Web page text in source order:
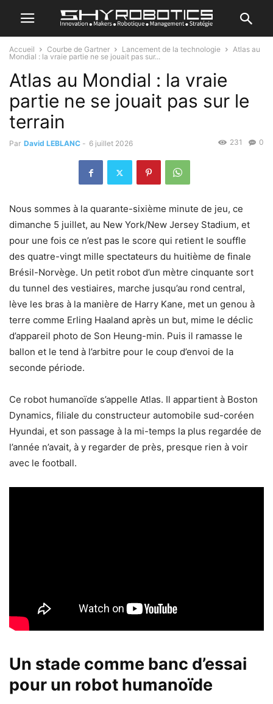
Accueil Courbe de Gartner Lancement de la technologie
Atlas au
Mondial : la vraie partie ne se jouait pas sur...
Atlas au Mondial : la vraie
partie ne se jouait pas sur le
terrain
Par David LEBLANC - 6 juillet 2026 0
231
Nous sommes à la quarante-sixième minute de jeu, ce
dimanche 5 juillet, au New York/New Jersey Stadium, et
pour une fois ce n’est pas le score qui retient le souffle
des quatre-vingt mille spectateurs du huitième de finale
Brésil-Norvège. Un petit robot d’un mètre cinquante sort
du tunnel des vestiaires, marche jusqu’au rond central,
lève les bras à la manière de Harry Kane, met un genou à
terre comme Erling Haaland après un but, mime le déclic
d’appareil photo de Son Heung-min. Puis il ramasse le
ballon et le tend à l’arbitre pour le coup d’envoi de la
seconde période.
Ce robot humanoïde s’appelle Atlas. Il appartient à Boston
Dynamics, filiale du constructeur automobile sud-coréen
Hyundai, et son passage à la mi-temps la plus regardée de
l’année n’avait, à y regarder de près, presque rien à voir
avec le football.
Un stade comme banc d’essai
pour un robot humanoïde